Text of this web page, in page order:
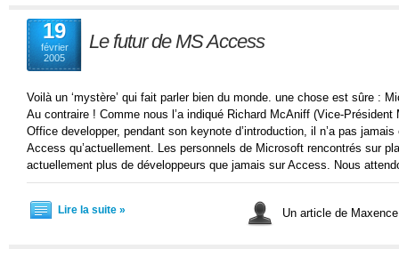
19
février
2005
Le futur de MS Access
Voilà un ‘mystère’ qui fait parler bien du monde. une chose est sûre :
Au contraire ! Comme nous l’a indiqué Richard McAniff (Vice-
Office developper, pendant son keynote d’introduction, il n’a pas
Access qu’actuellement. Les personnels de Microsoft rencontrés sur
actuellement plus de développeurs que jamais sur Access. Nous
Lire la suite » Un article de